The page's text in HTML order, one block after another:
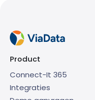
Product
Connect-It 365
Integraties